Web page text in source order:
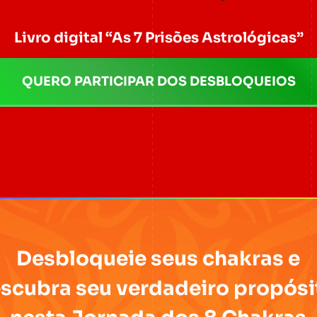
Livro digital “As 7 Prisões Astrológicas”
QUERO PARTICIPAR DOS DESBLOQUEIOS
Desbloqueie seus chakras e
seu verdadeiro